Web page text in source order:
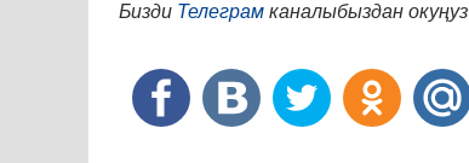
Бизди Телеграм каналыбыздан окуңуз